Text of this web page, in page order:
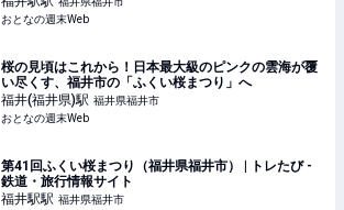
おとなの週末Web
桜の見頃はこれから！日本最大級のピンクの雲海が覆
い尽くす、福井市の「ふくい桜まつり」へ
福井(福井県)駅 福井県福井市
おとなの週末Web
第41回ふくい桜まつり（福井県福井市） | トレたび -
鉄道・旅行情報サイト
福井駅駅 福井県福井市